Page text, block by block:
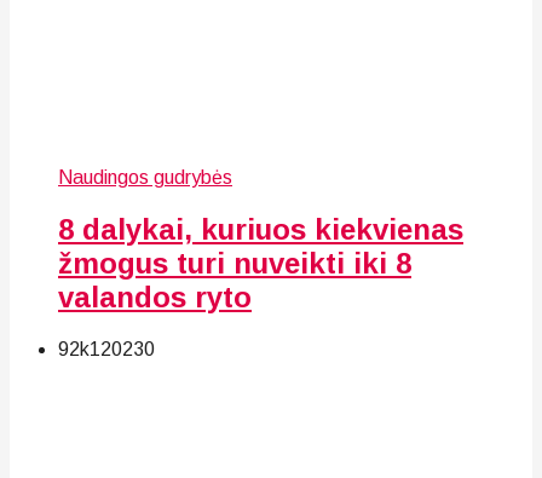
Naudingos gudrybės
8 dalykai, kuriuos kiekvienas
žmogus turi nuveikti iki 8
valandos ryto
92k120230